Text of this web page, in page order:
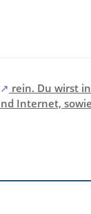
rein. Du wirst
Internet,